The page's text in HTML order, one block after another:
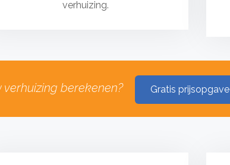
verhuizing.
verhuizing berekenen? Gratis prijsopgave